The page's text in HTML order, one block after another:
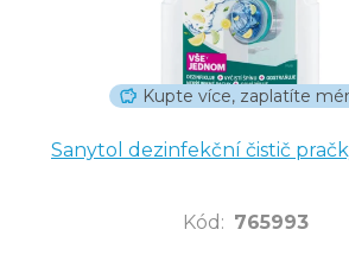
Kupte více, zaplatíte
Sanytol dezinfekční čistič
Kód : 765993